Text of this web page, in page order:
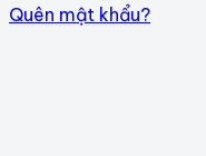
Quên mật khẩu?